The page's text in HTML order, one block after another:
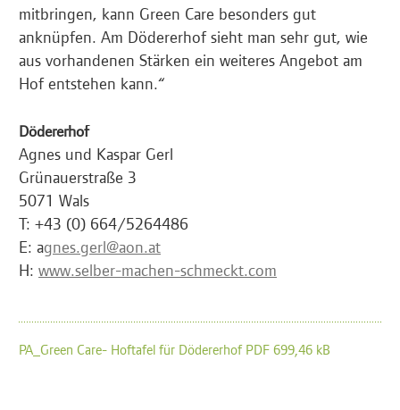
mitbringen, kann Green Care besonders gut
anknüpfen. Am Dödererhof sieht man sehr gut, wie
aus vorhandenen Stärken ein weiteres Angebot am
Hof entstehen kann.“
Dödererhof
Agnes und Kaspar Gerl
Grünauerstraße 3
5071 Wals
T: +43 (0) 664/5264486
E: agnes.gerl@aon.at
H: www.selber-machen-schmeckt.com
PA_Green Care- Hoftafel für Dödererhof PDF 699,46 kB